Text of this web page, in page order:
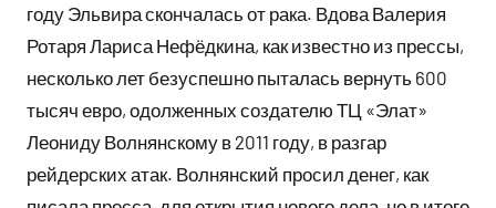
году Эльвира скончалась от рака. Вдова Валерия
Ротаря Лариса Нефёдкина, как известно из прессы,
несколько лет безуспешно пыталась вернуть 600
тысяч евро, одолженных создателю ТЦ «Элат»
Леониду Волнянскому в 2011 году, в разгар
рейдерских атак. Волнянский просил денег, как